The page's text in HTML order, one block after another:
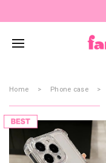
Home Phone case